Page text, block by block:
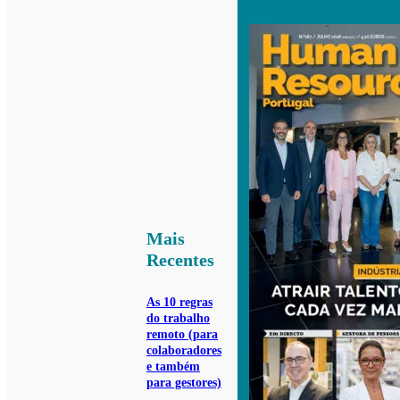
Mais
Recentes
As 10 regras
do trabalho
remoto (para
colaboradores
e também
para gestores)